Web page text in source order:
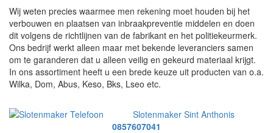
Wij weten precies waarmee men rekening moet houden bij het
verbouwen en plaatsen van inbraakpreventie middelen en doen
dit volgens de richtlijnen van de fabrikant en het politiekeurmerk.
Ons bedrijf werkt alleen maar met bekende leveranciers samen
om te garanderen dat u alleen veilig en gekeurd materiaal krijgt.
In ons assortiment heeft u een brede keuze uit producten van o.a.
Wilka, Dom, Abus, Keso, Bks, Lseo etc.
Slotenmaker Sint Anthonis
0857607041